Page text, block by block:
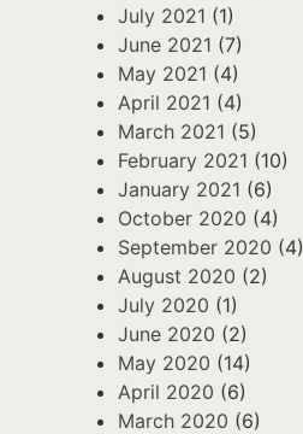
July 2021 (1)
June 2021 (7)
May 2021 (4)
April 2021 (4)
March 2021 (5)
February 2021 (10)
January 2021 (6)
October 2020 (4)
September 2020 (4)
August 2020 (2)
July 2020 (1)
June 2020 (2)
May 2020 (14)
April 2020 (6)
March 2020 (6)